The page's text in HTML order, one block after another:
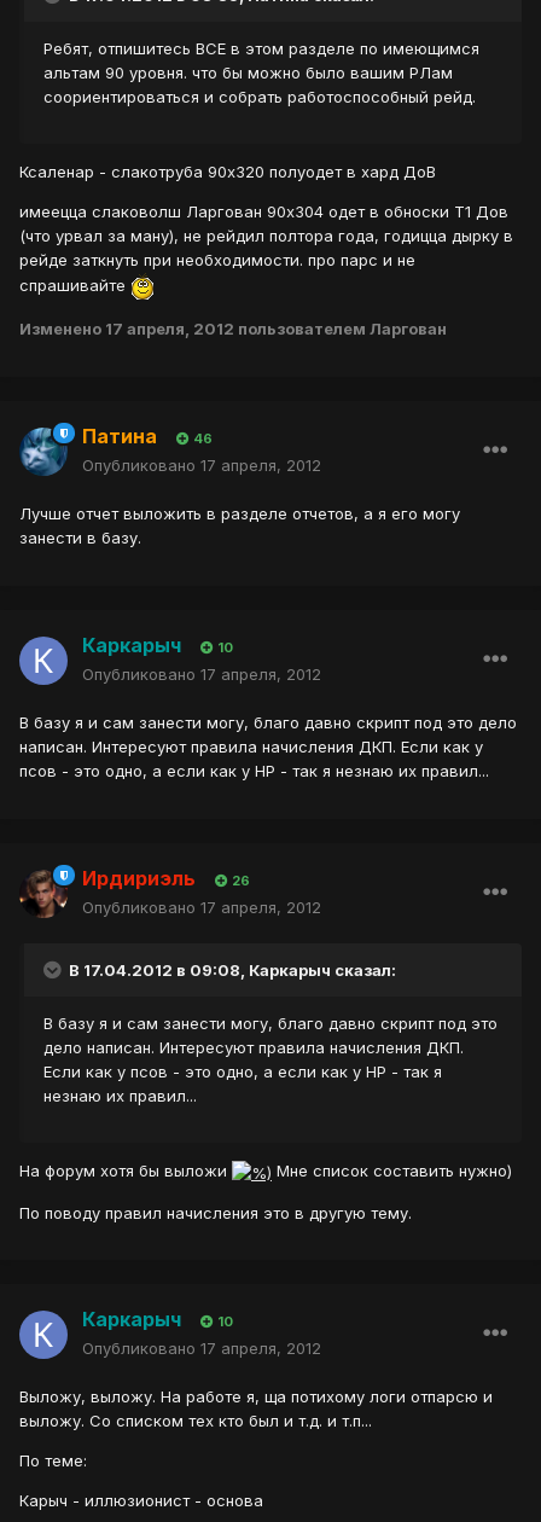
Ребят, отпишитесь ВСЕ в этом разделе по имеющимся
альтам 90 уровня. что бы можно было вашим РЛам
соориентироваться и собрать работоспособный рейд.
Ксаленар - слакотруба 90х320 полуодет в хард ДоВ
имеецца слаковолш Ларгован 90х304 одет в обноски Т1 Дов
(что урвал за ману), не рейдил полтора года, годицца дырку в
рейде заткнуть при необходимости. про парс и не
спрашивайте
Изменено 17 апреля, 2012 пользователем Ларгован
Патина 46
Опубликовано 17 апреля, 2012
Лучше отчет выложить в разделе отчетов, а я его могу
занести в базу.
Каркарыч 10
Опубликовано 17 апреля, 2012
В базу я и сам занести могу, благо давно скрипт под это дело
написан. Интересуют правила начисления ДКП. Если как у
псов - это одно, а если как у НР - так я незнаю их правил...
Ирдириэль 26
Опубликовано 17 апреля, 2012
В 17.04.2012 в 09:08, Каркарыч сказал:
В базу я и сам занести могу, благо давно скрипт под это
дело написан. Интересуют правила начисления ДКП.
Если как у псов - это одно, а если как у НР - так я
незнаю их правил...
На форум хотя бы выложи Мне список составить нужно)
По поводу правил начисления это в другую тему.
Каркарыч 10
Опубликовано 17 апреля, 2012
Выложу, выложу. На работе я, ща потихому логи отпарсю и
выложу. Со списком тех кто был и т.д. и т.п...
По теме:
Карыч - иллюзионист - основа